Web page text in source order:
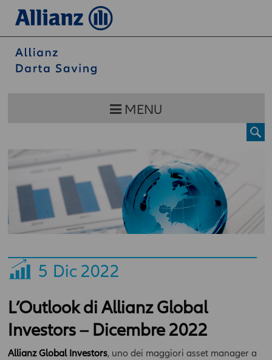
MENU
5 Dic 2022
L’Outlook di Allianz Global
Investors – Dicembre 2022
Allianz Global Investors, uno dei maggiori asset manager a